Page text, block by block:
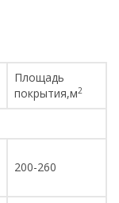
Площадь
покрытия,м2
200-260